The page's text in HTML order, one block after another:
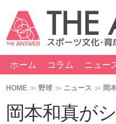
ホーム コラム ニュー
HOME 野球 ニュース 岡
岡本和真が